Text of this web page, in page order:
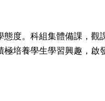
度。科組集體備課，觀
培養學生學習興趣，啟